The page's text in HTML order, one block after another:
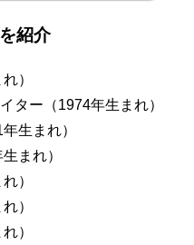
紹介
）
ター（1974年生まれ）
生まれ）
まれ）
）
）
）